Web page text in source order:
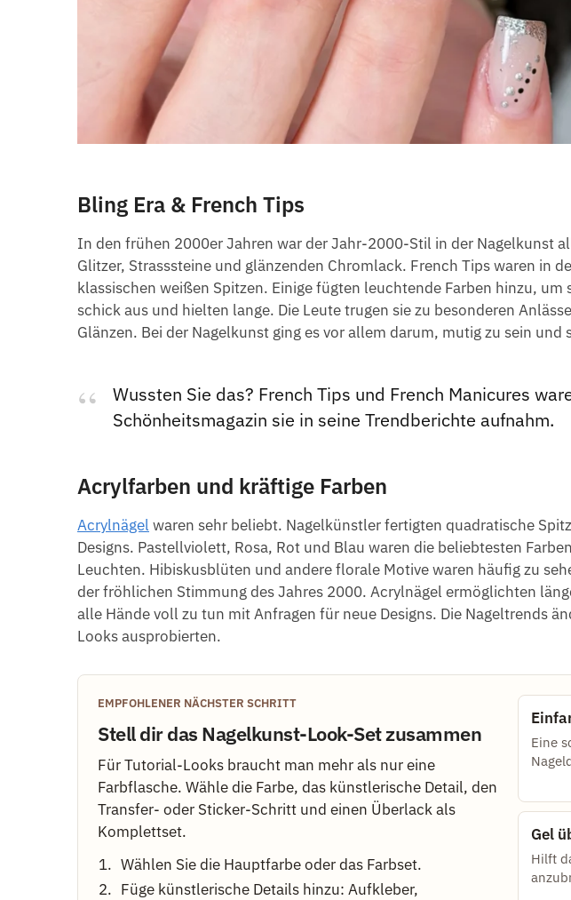
Bling Era & French Tips
In den frühen 2000er Jahren war der Jahr-2000-Stil in der Nagelkunst
Glitzer, Strasssteine und glänzenden Chromlack. French Tips waren in
klassischen weißen Spitzen. Einige fügten leuchtende Farben hinzu, um
schick aus und hielten lange. Die Leute trugen sie zu besonderen
Glänzen. Bei der Nagelkunst ging es vor allem darum, mutig zu sein und
Wussten Sie das? French Tips und French Manicures
Schönheitsmagazin sie in seine Trendberichte aufnahm.
Acrylfarben und kräftige Farben
Acrylnägel waren sehr beliebt. Nagelkünstler fertigten quadratische
Designs. Pastellviolett, Rosa, Rot und Blau waren die beliebtesten
Leuchten. Hibiskusblüten und andere florale Motive waren häufig zu
der fröhlichen Stimmung des Jahres 2000. Acrylnägel ermöglichten
alle Hände voll zu tun mit Anfragen für neue Designs. Die Nageltrends
Looks ausprobierten.
EMPFOHLENER NÄCHSTER SCHRITT
Stell dir das Nagelkunst-Look-Set zusammen
Für Tutorial-Looks braucht man mehr als nur eine
Farbflasche. Wähle die Farbe, das künstlerische Detail, den
Transfer- oder Sticker-Schritt und einen Überlack als
Komplettset.
Wählen Sie die Hauptfarbe oder das Farbset.
Füge künstlerische Details hinzu: Aufkleber,
Eine
Gel
Hilft